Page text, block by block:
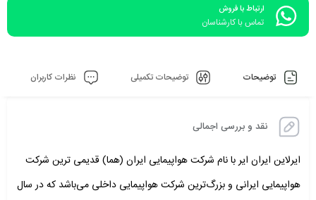
ارتباط با فروش
تماس با کارشناسان
توضیحات توضیحات تکمیلی نظرات کاربران
نقد و بررسی اجمالی
ایرلاین ایران ایر با نام شرکت هواپیمایی ایران (هما) قدیمی ترین شرکت
هواپیمایی ایرانی و بزرگ‌ترین شرکت هواپیمایی داخلی می‌باشد که در سال